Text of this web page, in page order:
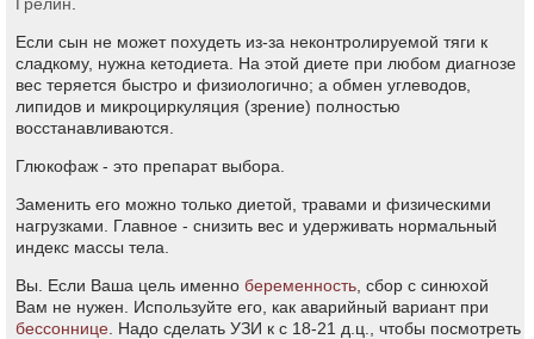
Если сын не может похудеть из-за неконтролируемой тяги к
сладкому, нужна кетодиета. На этой диете при любом диагнозе
вес теряется быстро и физиологично; а обмен углеводов,
липидов и микроциркуляция (зрение) полностью
восстанавливаются.
Глюкофаж - это препарат выбора.
Заменить его можно только диетой, травами и физическими
нагрузками. Главное - снизить вес и удерживать нормальный
индекс массы тела.
Вы. Если Ваша цель именно беременность , сбор с синюхой
Вам не нужен. Используйте его, как аварийный вариант при
бессоннице . Надо сделать УЗИ к с 18-21 д.ц., чтобы посмотреть